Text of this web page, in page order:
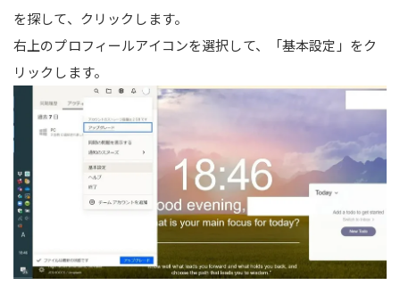
を探して、クリックします。
右上のプロフィールアイコンを選択して、「基本設定」をク
リックします。